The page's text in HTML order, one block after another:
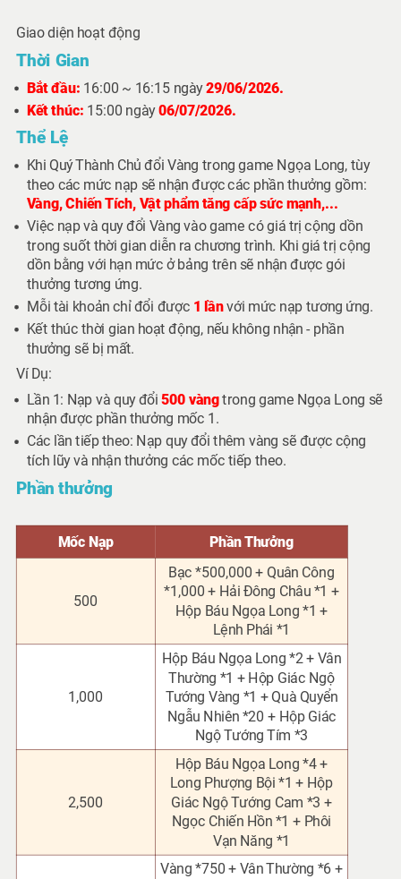
Giao diện hoạt động
Thời Gian
Bắt đầu: 16:00 ~ 16:15 ngày29/06/2026.
Kết thúc: 15:00 ngày06/07/2026.
Thể Lệ
Khi Quý Thành Chủ đổi Vàng trong game Ngọa Long, tùy
theo các mức nạp sẽ nhận được các phần thưởng gồm:
Vàng, Chiến Tích, Vật phẩm tăng cấp sức mạnh,...
Việc nạp và quy đổi Vàng vào game có giá trịcộng dồn
trong suốt thời gian diễn ra chương trình. Khi giá trị cộng
dồn bằng với hạn mức ở bảng trên sẽ nhận được gói
thưởng tương ứng.
Mỗi tài khoản chỉ đổi được 1 lầnvới mức nạp tương ứng.
Kết thúc thời gian hoạt động, nếu không nhận - phần
thưởng sẽ bị mất.
Ví Dụ:
Lần 1: Nạp và quy đổi500 vàngtrong game Ngọa Long sẽ
nhận được phần thưởng mốc 1 .
Các lần tiếp theo: Nạp quy đổi thêm vàng sẽ được cộng
tích lũy và nhận thưởng các mốc tiếp theo.
Phần thưởng
Mốc Nạp Phần Thưởng
500
Bạc *500,000 + Quân Công
*1,000 + Hải Đông Châu *1 +
Hộp Báu Ngọa Long *1 +
Lệnh Phái *1
1,000
Hộp Báu Ngọa Long *2 + Vân
Thường *1 + Hộp Giác Ngộ
Tướng Vàng *1 + Quà Quyển
Ngẫu Nhiên *20 + Hộp Giác
Ngộ Tướng Tím *3
2,500
Hộp Báu Ngọa Long *4 +
Long Phượng Bội *1 + Hộp
Giác Ngộ Tướng Cam *3 +
Ngọc Chiến Hồn *1 + Phôi
Vạn Năng *1
Vàng *750 + Vân Thường *6 +